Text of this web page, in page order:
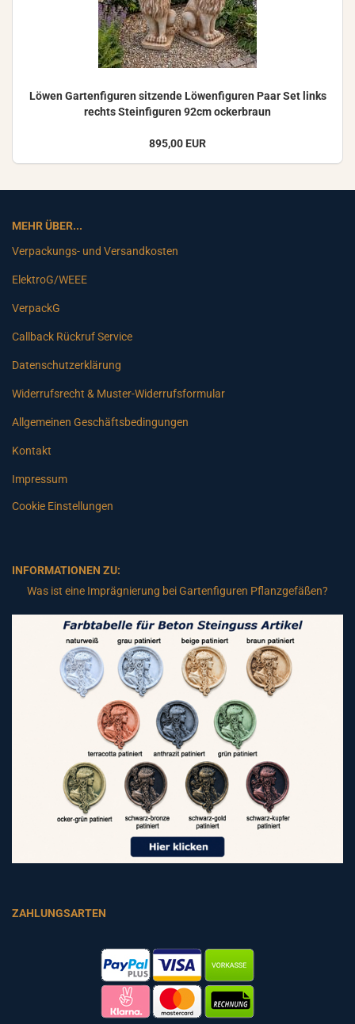
Löwen Gar­ten­fi­gu­ren sit­zen­de Lö­wen­fi­gu­ren Paar Set links
rechts Stein­fi­gu­ren 92cm ocker­braun
895,00 EUR
MEHR ÜBER...
Verpackungs- und Versandkosten
ElektroG/WEEE
VerpackG
Callback Rückruf Service
Datenschutzerklärung
Widerrufsrecht & Muster-Widerrufsformular
Allgemeinen Geschäftsbedingungen
Kontakt
Impressum
Cookie Einstellungen
INFORMATIONEN ZU:
Was ist eine Imprägnierung bei Gartenfiguren Pflanzgefäßen?
ZAHLUNGSARTEN